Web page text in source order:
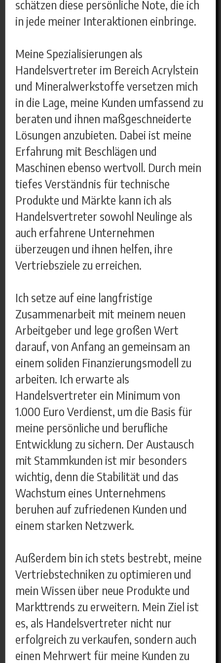
schätzen diese persönliche Note, die ich
in jede meiner Interaktionen einbringe.
Meine Spezialisierungen als
Handelsvertreter im Bereich Acrylstein
und Mineralwerkstoffe versetzen mich
in die Lage, meine Kunden umfassend zu
beraten und ihnen maßgeschneiderte
Lösungen anzubieten. Dabei ist meine
Erfahrung mit Beschlägen und
Maschinen ebenso wertvoll. Durch mein
tiefes Verständnis für technische
Produkte und Märkte kann ich als
Handelsvertreter sowohl Neulinge als
auch erfahrene Unternehmen
überzeugen und ihnen helfen, ihre
Vertriebsziele zu erreichen.
Ich setze auf eine langfristige
Zusammenarbeit mit meinem neuen
Arbeitgeber und lege großen Wert
darauf, von Anfang an gemeinsam an
einem soliden Finanzierungsmodell zu
arbeiten. Ich erwarte als
Handelsvertreter ein Minimum von
1.000 Euro Verdienst, um die Basis für
meine persönliche und berufliche
Entwicklung zu sichern. Der Austausch
mit Stammkunden ist mir besonders
wichtig, denn die Stabilität und das
Wachstum eines Unternehmens
beruhen auf zufriedenen Kunden und
einem starken Netzwerk.
Außerdem bin ich stets bestrebt, meine
Vertriebstechniken zu optimieren und
mein Wissen über neue Produkte und
Markttrends zu erweitern. Mein Ziel ist
es, als Handelsvertreter nicht nur
erfolgreich zu verkaufen, sondern auch
einen Mehrwert für meine Kunden zu